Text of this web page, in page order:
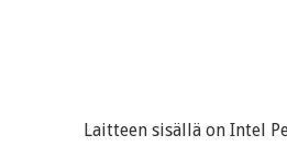
Laitteen sisällä on Intel